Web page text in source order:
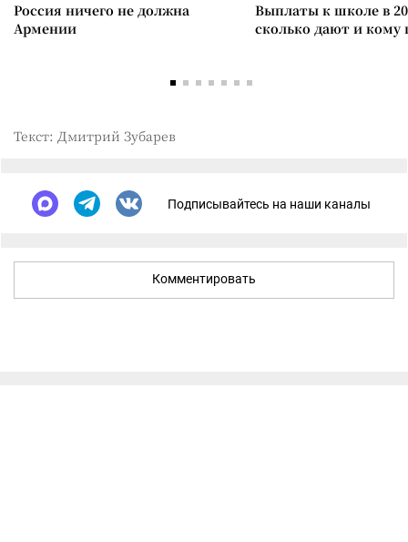
Россия ничего не должна
Армении
Выплаты к школе в
сколько дают и
Текст: Дмитрий Зубарев
Подписывайтесь на наши каналы
Комментировать